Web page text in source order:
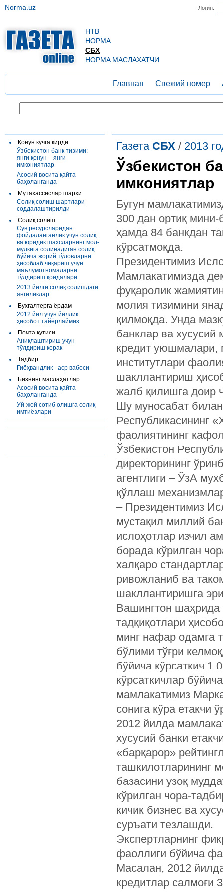
Логин:
Norma.uz
НТВ
НОРМА
СБХ
НОРМА МАСЛАХАТЧИ
Главная Свежий номер
Қонун кучга кирди
Ўзбекистон банк тизими:
янги қонун – янги
имкониятлар
Асосий восита қайта
баҳоланганда
Мутахассислар шарҳи
Солиқ солиш шартлари
соддалаштирилди
Солиқ солиш
Сув ресурсларидан
фойдаланганлик учун солиқ
ва юридик шахсларнинг мол-
мулкига солинадиган солиқ
бўйича жорий тўловларни
ҳисоблаб чиқариш учун
маълумотномаларни
тўлдириш қоидалари
2013 йилги солиқ солишдаги
янгиликлар
Бухгалтерга ёрдам
2012 йил учун йиллик
ҳисобот тайёрлаймиз
Почта қутиси
Аниқлаштириш учун
тўлдириш керак
Тадбир
Гиёҳвандлик –аср вабоси
Бизнинг маслаҳатлар
Асосий восита қайта
баҳоланганда
Уй-жой сотиб олишга солиқ
имтиёзлари
Газета СБХ / 2013
Ўзбекистон
имкониятлар
Бугун
300 дан ортиқ
ҳамда 84 банкдан
кўрсатмоқда.
Президентимиз
Мамлакатимизда
фуқаролик
молия тизимини
қилмоқда. Унда
банклар ва хусусий
кредит уюшмалари,
институтлари
шакллантириш
жалб қилишга доир
Шу муносабат
Республикасининг
фаолиятининг
Ўзбекистон
директорининг
агентлиги – ЎзА
қўллаш
– Президентимиз
мустақил миллий
ислоҳотлар изчил
борада кўрилган
халқаро
ривожланиб ва
шакллантиришга
Вашингтон шаҳрида
тадқиқотлари
минг нафар одамга
бўлими тўғри
бўйича кўрсаткич 1
кўрсаткичлар
мамлакатимиз
сонига кўра етакчи
2012 йилда
хусусий банки
«барқарор»
ташкилотларининг
базасини узоқ
кўрилган чора-
кичик бизнес ва
суръати тезлашди.
Экспертларнинг
фаоллиги бўйича
Масалан, 2012
кредитлар салмоғи